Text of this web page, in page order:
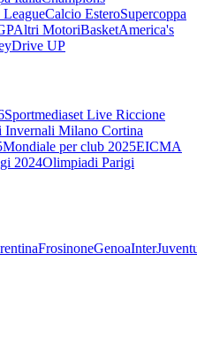
LeagueCalcio EsteroSupercoppa
Altri MotoriBasketAmerica's
Drive UP
Sportmediaset Live Riccione
Invernali Milano Cortina
Mondiale per club 2025EICMA
2024Olimpiadi Parigi
FrosinoneGenoaInter